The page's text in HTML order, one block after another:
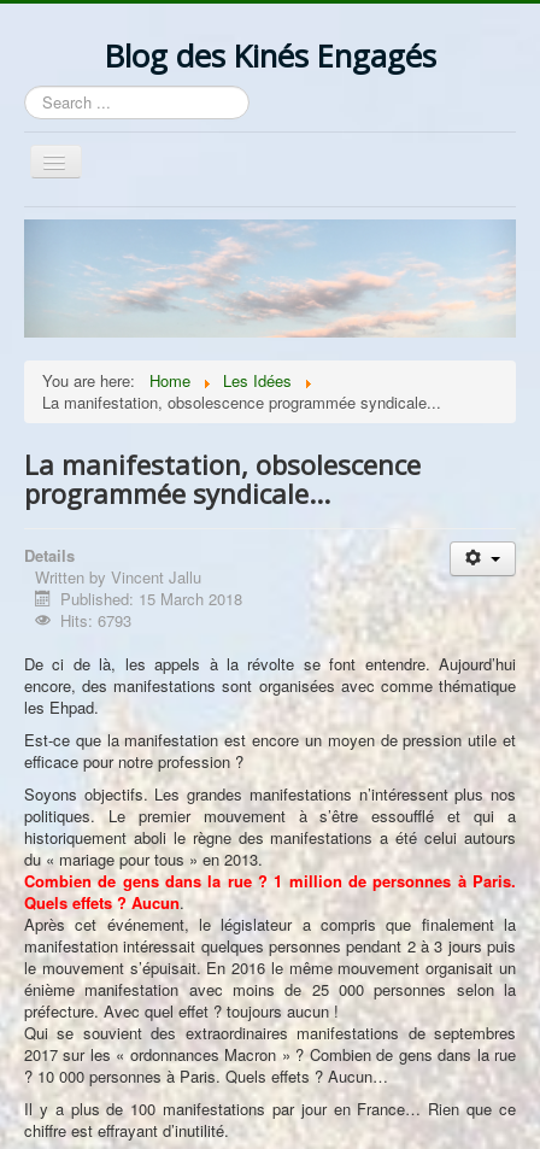
Blog des Kinés Engagés
Search
...
Toggle
Navigation
Bienvenue
Actualités
La Profession
Les Idées
Ordre/Contre Ordre
Lantzelot
Divers
À propos
You are here: Home
Les Idées
La manifestation, obsolescence programmée syndicale...
La manifestation, obsolescence
programmée syndicale...
Details
Written by Vincent Jallu
Published: 15 March 2018
Hits: 6793
De ci de là, les appels à la révolte se font entendre. Aujourd’hui
encore, des manifestations sont organisées avec comme thématique
les Ehpad.
Est-ce que la manifestation est encore un moyen de pression utile et
efficace pour notre profession ?
Soyons objectifs. Les grandes manifestations n’intéressent plus nos
politiques. Le premier mouvement à s’être essoufflé et qui a
historiquement aboli le règne des manifestations a été celui autours
du « mariage pour tous » en 2013.
Combien de gens dans la rue ? 1 million de personnes à Paris.
Quels effets ? Aucun.
Après cet événement, le législateur a compris que finalement la
manifestation intéressait quelques personnes pendant 2 à 3 jours puis
le mouvement s’épuisait. En 2016 le même mouvement organisait un
énième manifestation avec moins de 25 000 personnes selon la
préfecture. Avec quel effet ? toujours aucun !
Qui se souvient des extraordinaires manifestations de septembres
2017 sur les « ordonnances Macron » ? Combien de gens dans la rue
? 10 000 personnes à Paris. Quels effets ? Aucun…
Il y a plus de 100 manifestations par jour en France… Rien que ce
chiffre est effrayant d’inutilité.